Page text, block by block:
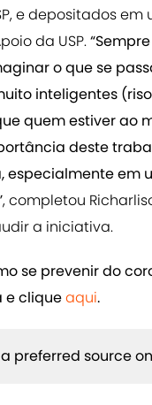
e depositados
da USP.
o que se
inteligentes
quem estiver ao
deste
especialmente em
, completou
a iniciativa.
se prevenir do
e clique​aqui.
preferred source on